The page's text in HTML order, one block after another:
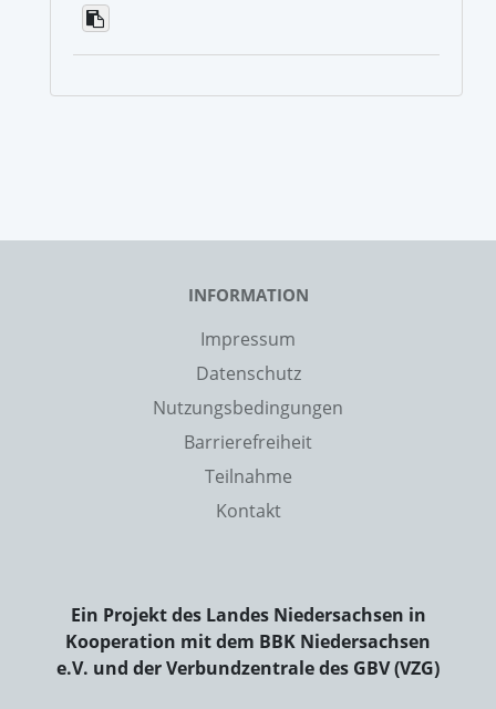
INFORMATION
Impressum
Datenschutz
Nutzungsbedingungen
Barrierefreiheit
Teilnahme
Kontakt
Ein Projekt des Landes Niedersachsen in
Kooperation mit dem BBK Niedersachsen
e.V. und der Verbundzentrale des GBV (VZG)